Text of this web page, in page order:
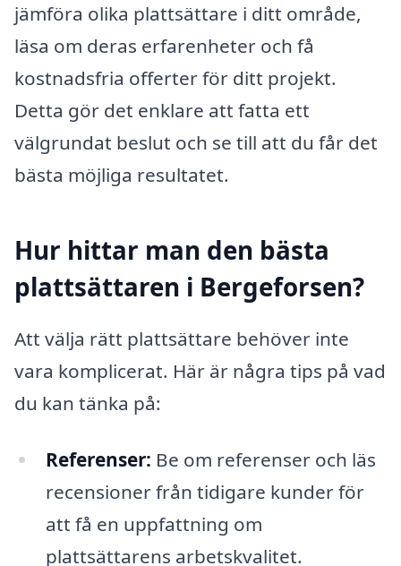
jämföra olika plattsättare i ditt område,
läsa om deras erfarenheter och få
kostnadsfria offerter för ditt projekt.
Detta gör det enklare att fatta ett
välgrundat beslut och se till att du får det
bästa möjliga resultatet.
Hur hittar man den bästa
plattsättaren i Bergeforsen?
Att välja rätt plattsättare behöver inte
vara komplicerat. Här är några tips på vad
du kan tänka på:
Referenser: Be om referenser och läs
recensioner från tidigare kunder för
att få en uppfattning om
plattsättarens arbetskvalitet.